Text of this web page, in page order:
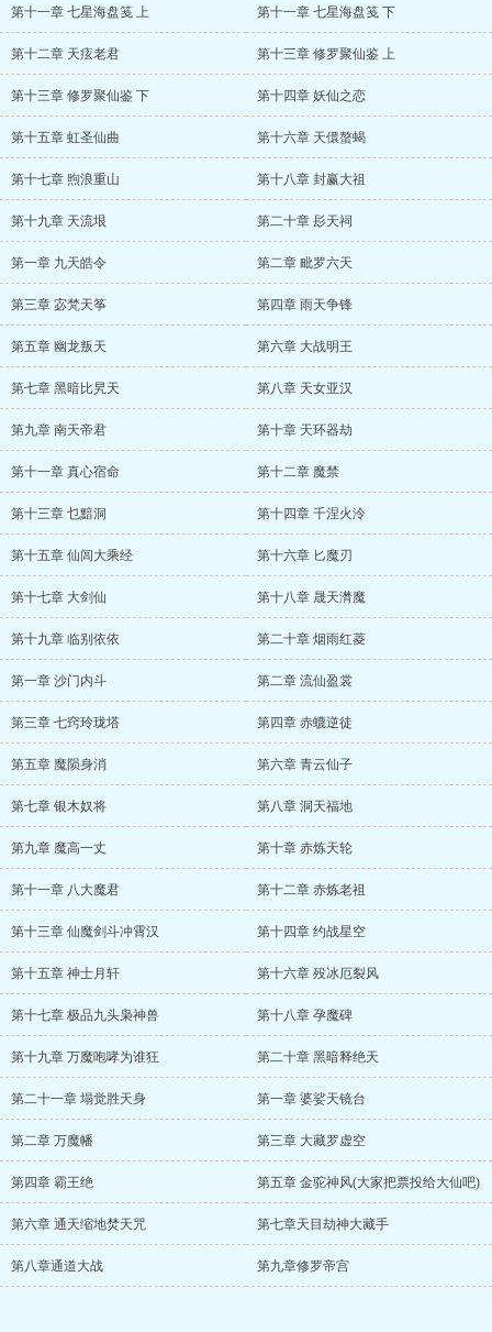
第十一章 七星海盘笺 上 第十一章 七星海盘笺 下
第十二章 天痃老君 第十三章 修罗聚仙鉴 上
第十三章 修罗聚仙鉴 下 第十四章 妖仙之恋
第十五章 虹圣仙曲 第十六章 天儇螯蝎
第十七章 煦浪重山 第十八章 封赢大祖
第十九章 天流垠 第二十章 髟天祠
第一章 九天皓令 第二章 毗罗六天
第三章 宓梵天筝 第四章 雨天争锋
第五章 幽龙叛天 第六章 大战明王
第七章 黑暗比旯天 第八章 天女亚汉
第九章 南天帝君 第十章 天环器劫
第十一章 真心宿命 第十二章 魔禁
第十三章 乜黯洞 第十四章 千涅火泠
第十五章 仙闾大乘经 第十六章 匕魔刃
第十七章 大剑仙 第十八章 晟天潸魔
第十九章 临别依依 第二十章 烟雨红菱
第一章 沙门内斗 第二章 流仙盈裳
第三章 七窍玲珑塔 第四章 赤蠛逆徒
第五章 魔陨身消 第六章 青云仙子
第七章 银木奴将 第八章 洞天福地
第九章 魔高一丈 第十章 赤炼天轮
第十一章 八大魔君 第十二章 赤炼老祖
第十三章 仙魔剑斗冲霄汉 第十四章 约战星空
第十五章 神士月轩 第十六章 殁冰厄裂风
第十七章 极品九头枭神兽 第十八章 孕魔碑
第十九章 万魔咆哮为谁狂 第二十章 黑暗释绝天
第二十一章 塌觉胜天身 第一章 婆娑天镜台
第二章 万魔幡 第三章 大藏罗虚空
第四章 霸王绝 第五章 金驼神风(大家把票投给大仙吧)
第六章 通天缩地焚天咒 第七章天目劫神大藏手
第八章通道大战 第九章修罗帝宫